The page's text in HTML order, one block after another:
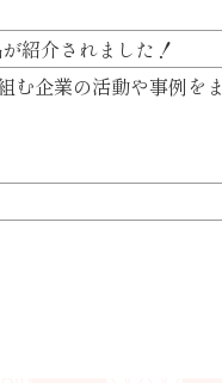
紹介されました！
企業の活動や事例をま